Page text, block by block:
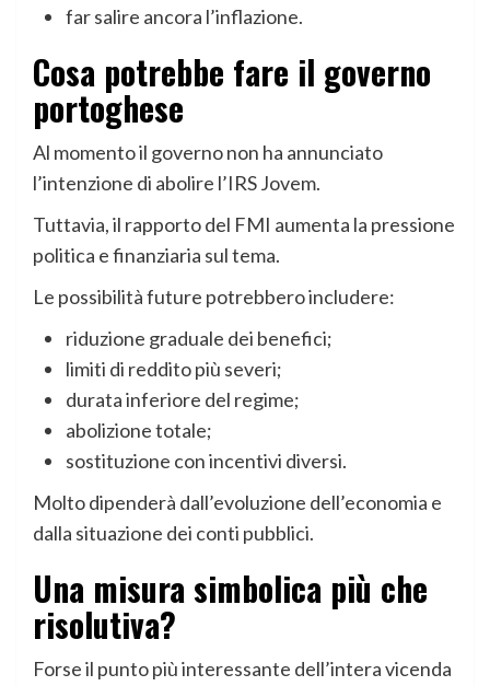
far salire ancora l’inflazione.
Cosa potrebbe fare il governo
portoghese
Al momento il governo non ha annunciato
l’intenzione di abolire l’IRS Jovem.
Tuttavia, il rapporto del FMI aumenta la pressione
politica e finanziaria sul tema.
Le possibilità future potrebbero includere:
riduzione graduale dei benefici;
limiti di reddito più severi;
durata inferiore del regime;
abolizione totale;
sostituzione con incentivi diversi.
Molto dipenderà dall’evoluzione dell’economia e
dalla situazione dei conti pubblici.
Una misura simbolica più che
risolutiva?
Forse il punto più interessante dell’intera vicenda